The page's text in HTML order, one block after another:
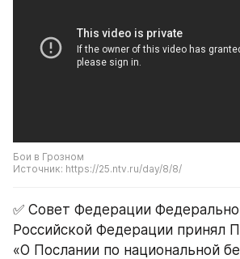
Бои в Грозном
Источник: https://25.ntv.ru/day/8/8/
✅ Совет Федерации
Российской Федерации принял
«О Послании по национальной